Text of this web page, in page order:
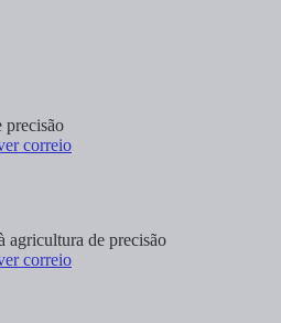
precisão
correio
agricultura de precisão
correio